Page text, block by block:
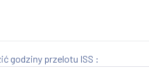
godziny przelotu ISS :